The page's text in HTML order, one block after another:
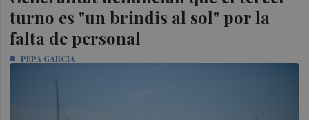
turno es "un brindis al sol" por la
falta de personal
PEPA GARCIA